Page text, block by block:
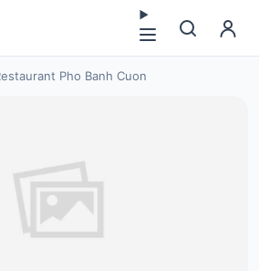
Pho Banh Cuon